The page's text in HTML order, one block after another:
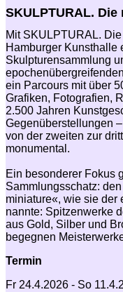
SKULPTURAL. Die
Mit SKULPTURAL.
Hamburger Kunsthalle
Skulpturensammlung
ein Parcours mit über
Grafiken, Fotografien,
2.500 Jahren
Gegenüberstellungen
von der zweiten zur
monumental.
Ein besonderer Fokus
Sammlungsschatz:
miniature«, wie sie der
nannte: Spitzenwerke
aus Gold, Silber und
begegnen
Termin
Fr 24.4.2026 - So